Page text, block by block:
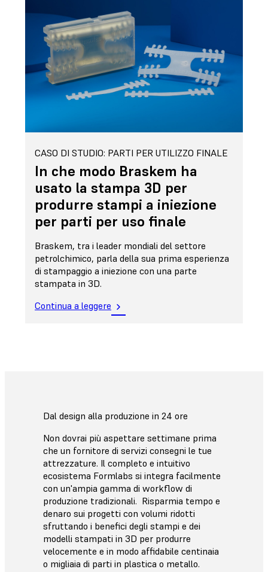
CASO DI STUDIO: PARTI PER UTILIZZO FINALE
In che modo Braskem ha
usato la stampa 3D per
produrre stampi a iniezione
per parti per uso finale
Braskem, tra i leader mondiali del settore
petrolchimico, parla della sua prima esperienza
di stampaggio a iniezione con una parte
stampata in 3D.
Continua a leggere
Dal design alla produzione in 24 ore
Non dovrai più aspettare settimane prima
che un fornitore di servizi consegni le tue
attrezzature. Il completo e intuitivo
ecosistema Formlabs si integra facilmente
con un'ampia gamma di workflow di
produzione tradizionali. Risparmia tempo e
denaro sui progetti con volumi ridotti
sfruttando i benefici degli stampi e dei
modelli stampati in 3D per produrre
velocemente e in modo affidabile centinaia
o migliaia di parti in plastica o metallo.